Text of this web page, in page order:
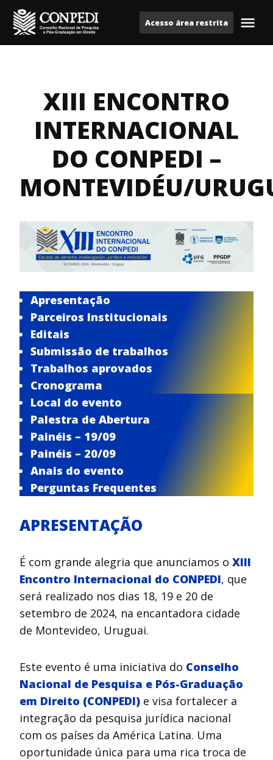
para
o
ConpediAcesso área restrita
XIII ENCONTRO
INTERNACIONAL
DO CONPEDI –
MONTEVIDÉU/
Apresentação
Parceiros Institucionais
Editais
Submissão de trabalhos
Trabalhos aprovados
Cronograma
Local do evento
Palestra de Abertura
Painéis – 19/09
Painéis – 20/09
Anais do evento
Perguntas Frequentes
APRESENTAÇÃO
É com grande alegria que anunciamos oXIII
Encontro Internacional do CONPEDI, que
será realizado nos dias 18, 19 e 20 de
setembro de 2024, na encantadora cidade
de Montevideo, Uruguai.
Este evento é uma iniciativa do Conselho
Nacional de Pesquisa e Pós-Graduação
em Direito (CONPEDI) e visa fortalecer a
integração da pesquisa jurídica nacional
com os países da América Latina. Uma
oportunidade única para uma rica troca de